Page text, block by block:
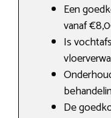
Een
vanaf
Is
De